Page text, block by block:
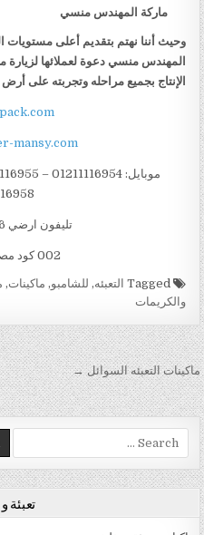
ماركة المهندس منسي
وحيث أننا نهتم بتقديم أعلى مستويات
المهندس منسي دعوة لعملائها
الإنتاج بجميع مراحله وتجربته على أرض
mansy.com
تليفون ارضي 0225880056
002 كود مصر قبل الرقم
Tagged التعبئه, للشامبو, ماكينات,
والكريمات
تصفّح المقالات
ماكينات التعبئه السوائل →
Search for:
تعبئة